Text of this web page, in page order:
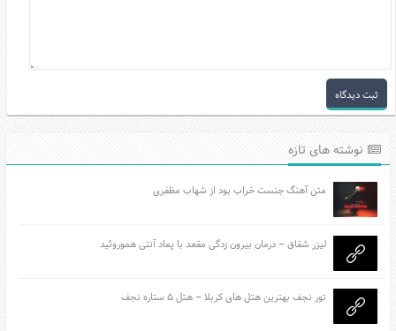
نوشته های تازه
متن آهنگ جنست خراب بود از شهاب مظفری
لیزر شقاق – درمان بیرون زدگی مقعد با پماد آنتی هموروئید
تور نجف بهترین هتل های کربلا – هتل ۵ ستاره نجف